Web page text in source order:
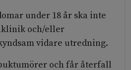
under 18 år ska inte
och/eller
vidare utredning.
och får återfall